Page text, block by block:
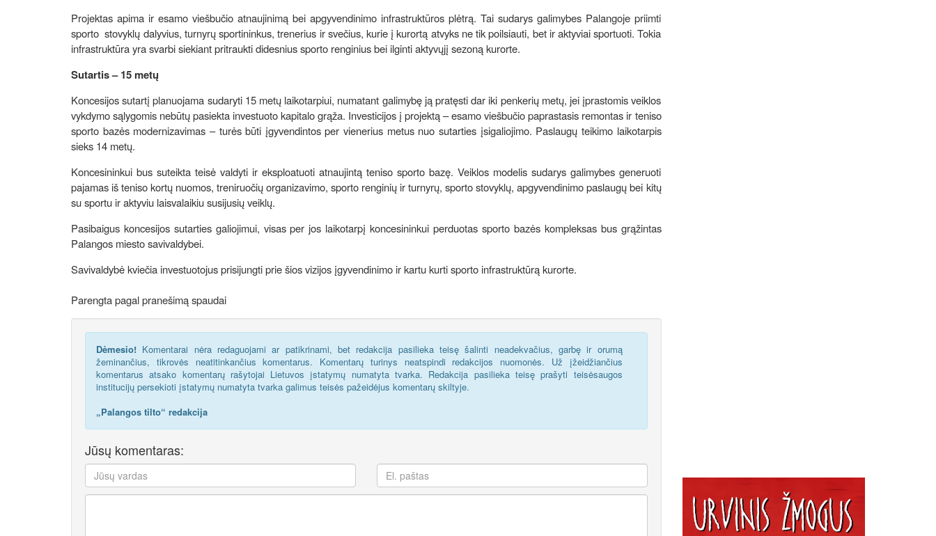
Projektas apima ir esamo viešbučio atnaujinimą bei apgyvendinimo infrastruktūros plėtrą. Tai sudarys galimybes Palangoje priimti
sporto stovyklų dalyvius, turnyrų sportininkus, trenerius ir svečius, kurie į kurortą atvyks ne tik poilsiauti, bet ir aktyviai sportuoti. Tokia
infrastruktūra yra svarbi siekiant pritraukti didesnius sporto renginius bei ilginti aktyvųjį sezoną kurorte.
Sutartis – 15 metų
Koncesijos sutartį planuojama sudaryti 15 metų laikotarpiui, numatant galimybę ją pratęsti dar iki penkerių metų, jei įprastomis veiklos
vykdymo sąlygomis nebūtų pasiekta investuoto kapitalo grąža. Investicijos į projektą – esamo viešbučio paprastasis remontas ir teniso
sporto bazės modernizavimas – turės būti įgyvendintos per vienerius metus nuo sutarties įsigaliojimo. Paslaugų teikimo laikotarpis
sieks 14 metų.
Koncesininkui bus suteikta teisė valdyti ir eksploatuoti atnaujintą teniso sporto bazę. Veiklos modelis sudarys galimybes generuoti
pajamas iš teniso kortų nuomos, treniruočių organizavimo, sporto renginių ir turnyrų, sporto stovyklų, apgyvendinimo paslaugų bei kitų
su sportu ir aktyviu laisvalaikiu susijusių veiklų.
Pasibaigus koncesijos sutarties galiojimui, visas per jos laikotarpį koncesininkui perduotas sporto bazės kompleksas bus grąžintas
Palangos miesto savivaldybei.
Savivaldybė kviečia investuotojus prisijungti prie šios vizijos įgyvendinimo ir kartu kurti sporto infrastruktūrą kurorte.
Parengta pagal pranešimą spaudai
Dėmesio! Komentarai nėra redaguojami ar patikrinami, bet redakcija pasilieka teisę šalinti neadekvačius, garbę ir orumą
žeminančius, tikrovės neatitinkančius komentarus. Komentarų turinys neatspindi redakcijos nuomonės. Už įžeidžiančius
komentarus atsako komentarų rašytojai Lietuvos įstatymų numatyta tvarka. Redakcija pasilieka teisę prašyti teisėsaugos
institucijų persekioti įstatymų numatyta tvarka galimus teisės pažeidėjus komentarų skiltyje.
„Palangos tilto“ redakcija
Jūsų komentaras: